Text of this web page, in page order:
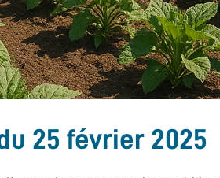
25 février 2025